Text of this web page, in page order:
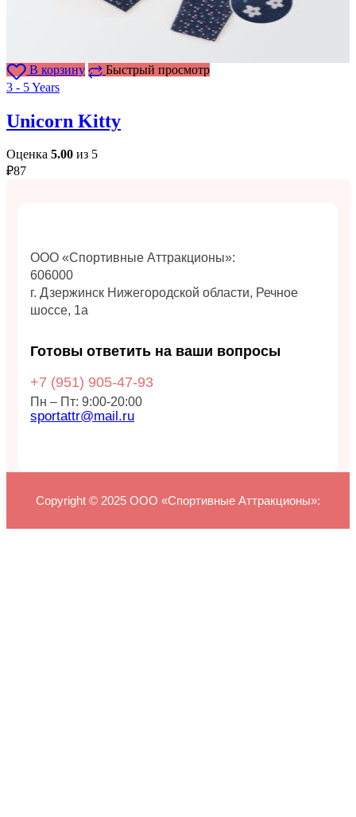
В корзину
Быстрый просмотр
3 - 5 Years
Unicorn Kitty
Оценка 5.00 из 5
₽87
ООО «Спортивные Аттракционы»:
606000
г. Дзержинск Нижегородской области, Речное
шоссе, 1а
Готовы ответить на ваши вопросы
+7 (951) 905-47-93
Пн – Пт: 9:00-20:00
sportattr@mail.ru
Copyright © 2025 ООО «Спортивные Аттракционы»: